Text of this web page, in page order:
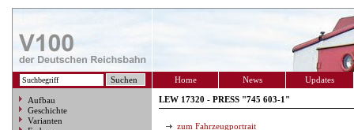
Home News Updates
Aufbau
Geschichte
Varianten
LEW 17320 - PRESS "745 603-1"
zum Fahrzeugportrait